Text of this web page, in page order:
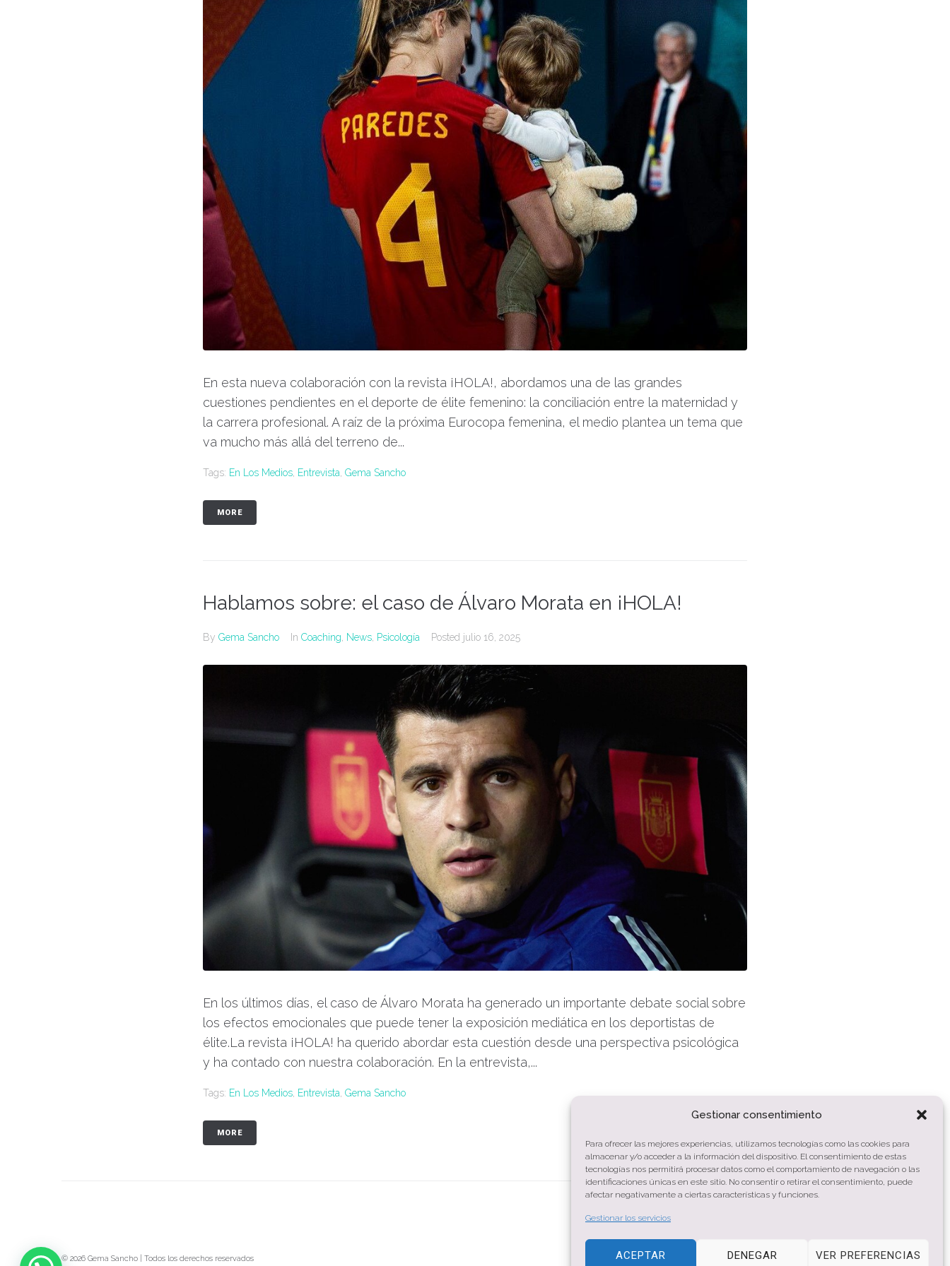
Gestionar consentimiento
Para ofrecer las mejores experiencias, utilizamos tecnologías como las cookies para
almacenar y/o acceder a la información del dispositivo. El consentimiento de estas
tecnologías nos permitirá procesar datos como el comportamiento de navegación o las
identificaciones únicas en este sitio. No consentir o retirar el consentimiento, puede
afectar negativamente a ciertas características y funciones.
Gestionar los servicios
ACEPTAR DENEGAR VER PREFERENCIAS
En esta nueva colaboración con la revista ¡HOLA!, abordamos una de las grandes
cuestiones pendientes en el deporte de élite femenino: la conciliación entre la maternidad y
la carrera profesional. A raíz de la próxima Eurocopa femenina, el medio plantea un tema que
va mucho más allá del terreno de...
Tags: En Los Medios Entrevista Gema Sancho
MORE
Hablamos sobre: el caso de Álvaro Morata en ¡HOLA!
By Gema Sancho In Coaching News Psicología Posted julio 16, 2025
En los últimos días, el caso de Álvaro Morata ha generado un importante debate social sobre
los efectos emocionales que puede tener la exposición mediática en los deportistas de
élite.La revista ¡HOLA! ha querido abordar esta cuestión desde una perspectiva psicológica
y ha contado con nuestra colaboración. En la entrevista,...
Tags: En Los Medios Entrevista Gema Sancho
MORE
© 2026 Gema Sancho | Todos los derechos reservados